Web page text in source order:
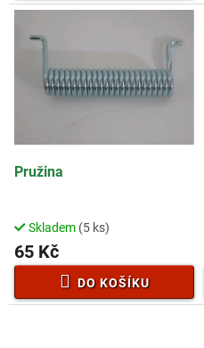
Pružina
Skladem (5 ks)
65 Kč
DO KOŠÍKU